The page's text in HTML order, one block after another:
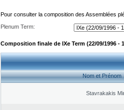
Pour consulter la composition des Assemblées
Plenum Term:
Composition finale de IXe Term (22/09/1996 -
Nom et Prénom
Stavrakakis